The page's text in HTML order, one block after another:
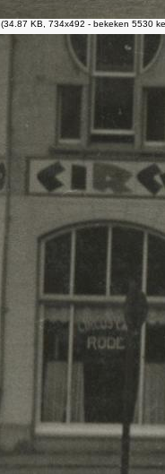
(34.87 KB, 734x492 - bekeken 5530